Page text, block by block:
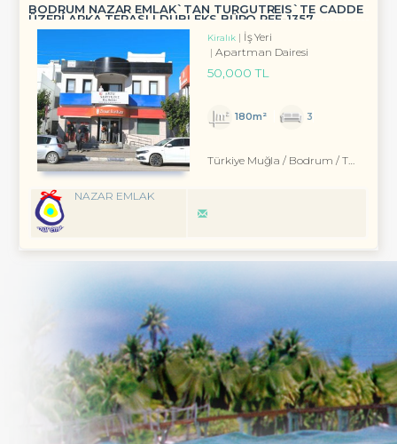
BODRUM NAZAR EMLAK`TAN TURGUTREİS`TE CADDE
ÜZERİ ARKA TERASLI DUBLEKS BÜRO REF-1357
Kiralık
İş Yeri
Apartman Dairesi
50,000 TL
180m² 3
Türkiye Muğla / Bodrum / Turgutreis
NAZAR EMLAK